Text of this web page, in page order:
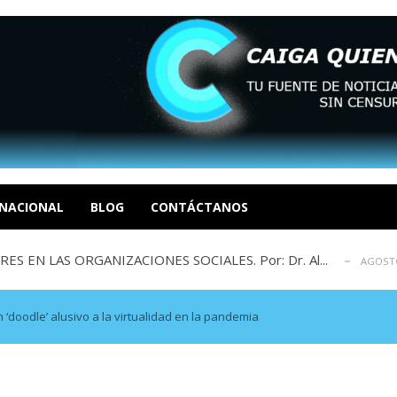
BLOG CONTÁCTANOS
costo del colapso eléctrico en... AGOSTO 7, 2026
Por Dayana Cristina Duzoglou L. AGOSTO 6, 2026
apagones y promesas incumplidas...
EN LAS ORGANIZACIONES SOCIALES. Por: Dr. Al...
en la política: distinc... AGOSTO 7, 2026
costo del colapso eléctrico en... AGOSTO 7, 2026
Por Dayana Cristina Duzoglou L.
apagones y promesas incumplidas... AGOSTO 6, 2026
alusivo a la virtualidad en la pandemia